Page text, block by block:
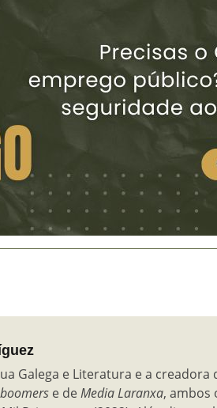
Galega e Literatura e a
e de Media Laranxa, ambos